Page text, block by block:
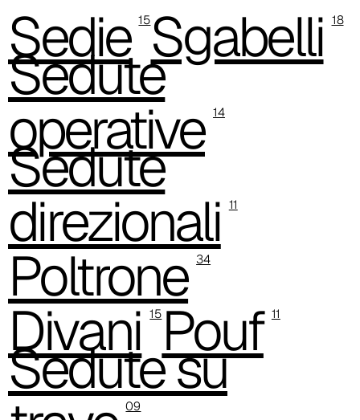
C 380
C 383
C 38T
C 382
C 387
C 384
C -38
C 38A
Sedie 15Sgabelli 18
Sedute
operative 14
Sedute
direzionali 11
Poltrone 34
Divani 15Pouf 11
Sedute su
09